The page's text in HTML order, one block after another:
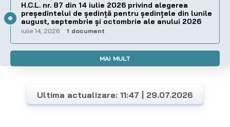
H.C.L. nr. 87 din 14 iulie 2026 privind alegerea
preşedintelui de şedinţă pentru ședințele din lunile
august, septembrie și octombrie ale anului 2026
iulie 14, 2026 1 document
MAI MULT
Ultima actualizare: 11:47 | 29.07.2026